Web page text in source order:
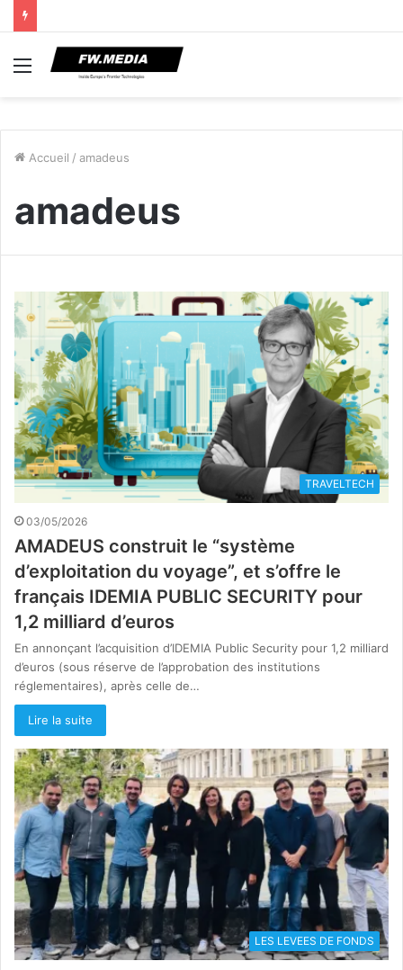
Menu
Accueil / amadeus
amadeus
TRAVELTECH
03/05/2026
AMADEUS construit le “système
d’exploitation du voyage”, et s’offre le
français IDEMIA PUBLIC SECURITY pour
1,2 milliard d’euros
En annonçant l’acquisition d’IDEMIA Public Security pour 1,2 milliard
d’euros (sous réserve de l’approbation des institutions
réglementaires), après celle de…
Lire la suite
LES LEVEES DE FONDS